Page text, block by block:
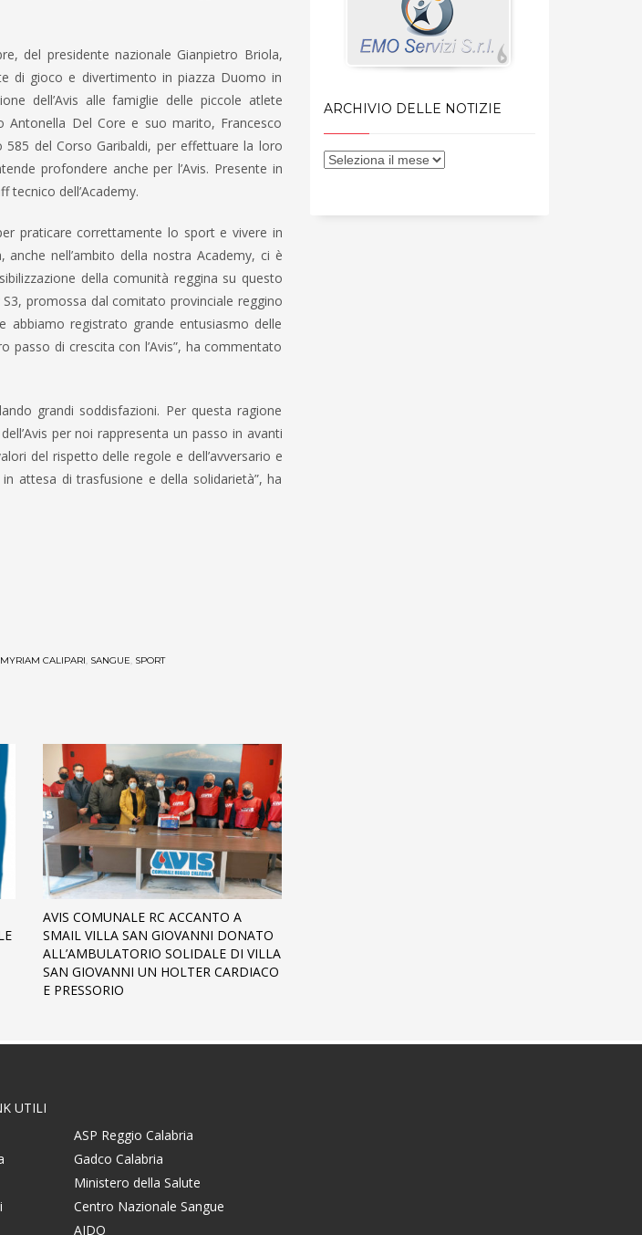
del presidente nazionale Gianpietro Briola,
di gioco e divertimento in piazza Duomo in
dell’Avis alle famiglie delle piccole atlete
Antonella Del Core e suo marito, Francesco
585 del Corso Garibaldi, per effettuare la loro
profondere anche per l’Avis. Presente in
tecnico dell’Academy.
praticare correttamente lo sport e vivere in
nell’ambito della nostra Academy, ci è
della comunità reggina su questo
promossa dal comitato provinciale reggino
abbiamo registrato grande entusiasmo delle
di crescita con l’Avis”, ha commentato
grandi soddisfazioni. Per questa ragione
per noi rappresenta un passo in avanti
del rispetto delle regole e dell’avversario e
attesa di trasfusione e della solidarietà”, ha
MYRIAM CALIPARI, SANGUE, SPORT
AVIS COMUNALE RC ACCANTO A
SMAIL VILLA SAN GIOVANNI DONATO
ALL’AMBULATORIO SOLIDALE DI VILLA
SAN GIOVANNI UN HOLTER CARDIACO
E PRESSORIO
ARCHIVIO DELLE NOTIZIE
UTILI
ASP Reggio Calabria
Gadco Calabria
Ministero della Salute
Centro Nazionale Sangue
AIDO